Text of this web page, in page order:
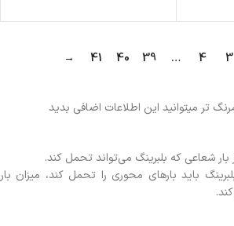
3
4
…
39
40
41
→
تر میتوانید این اطلاعات اضافی بدید
شعاعی که بلبرینگ می‌تواند تحمل کند.
باید بارهای محوری را تحمل کند، میزان بار